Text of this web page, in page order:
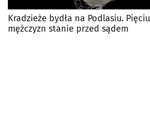
Kradzieże bydła na Podlasiu. Pięciu
mężczyzn stanie przed sądem